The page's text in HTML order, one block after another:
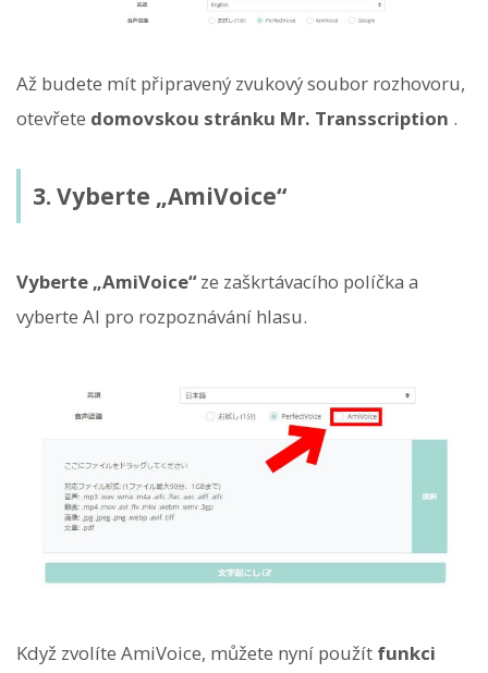
Až budete mít připravený zvukový soubor rozhovoru,
otevřete domovskou stránku Mr. Transscription .
3. Vyberte „AmiVoice“
Vyberte „AmiVoice“ze zaškrtávacího políčka a
vyberte AI pro rozpoznávání hlasu.
Když zvolíte AmiVoice, můžete nyní použít funkci